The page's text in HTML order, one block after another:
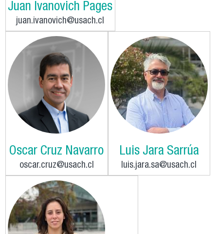
Juan Ivanovich Pages
juan.ivanovich@usach.cl
Oscar Cruz Navarro
oscar.cruz@usach.cl
Luis Jara Sarrúa
luis.jara.sa@usach.cl